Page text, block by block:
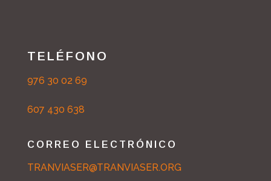
TELÉFONO
976 30 02 69
607 430 638
CORREO ELECTRÓNICO
TRANVIASER@TRANVIASER.ORG